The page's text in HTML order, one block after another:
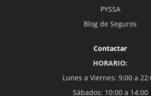
PYSSA
Blog de Seguros
Contactar
HORARIO:
Lunes a Viernes: 9:00 a
Sábados: 10:00 a 14:00